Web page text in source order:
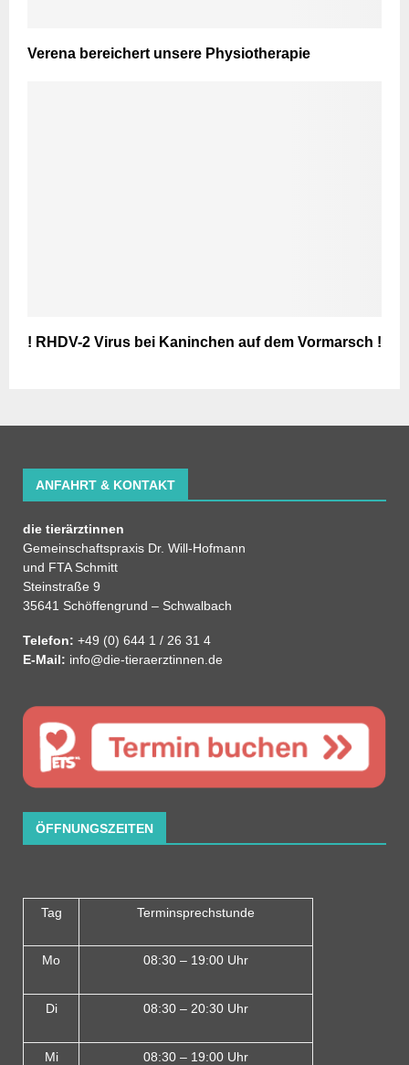
Verena bereichert unsere Physiotherapie
! RHDV-2 Virus bei Kaninchen auf dem Vormarsch !
ANFAHRT & KONTAKT
die tierärztinnen
Gemeinschaftspraxis Dr. Will-Hofmann
und FTA Schmitt
Steinstraße 9
35641 Schöffengrund – Schwalbach
Telefon: +49 (0) 644 1 / 26 31 4
E-Mail: info@die-tieraerztinnen.de
ÖFFNUNGSZEITEN
Tag Terminsprechstunde
Mo 08:30 – 19:00 Uhr
Di 08:30 – 20:30 Uhr
Mi 08:30 – 19:00 Uhr